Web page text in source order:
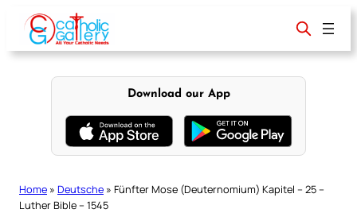
content
Download our App
Home » Deutsche » Fünfter Mose (Deuternomium) Kapitel – 25 –
Luther Bible – 1545